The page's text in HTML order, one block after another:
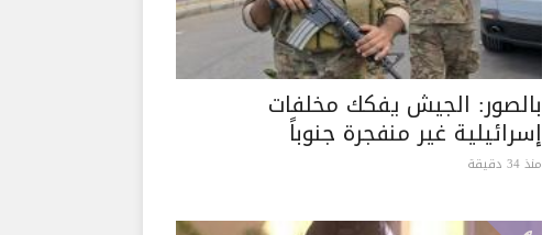
بالصور: الجيش يفكك مخلفات
إسرائيلية غير منفجرة جنوباً
منذ 34 دقيقة